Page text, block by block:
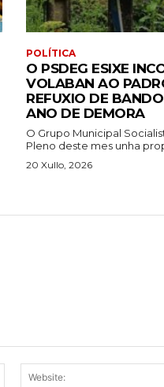
POLÍTICA
O PSDEG ESIXE
VOLABAN AO
REFUXIO DE
ANO DE DEMORA
O Grupo Municipal
Pleno deste mes unha
20 Xullo, 2026
Email:*